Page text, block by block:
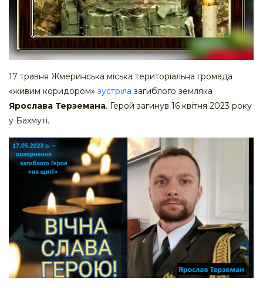
17 травня Жмеринська міська територіальна громада
«живим коридором» зустріла загиблого земляка
Ярослава Терземана. Герой загинув 16 квітня 2023 року
у Бахмуті.